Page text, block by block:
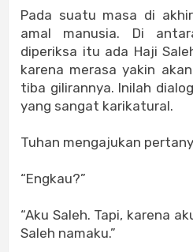
Pada suatu masa di
amal manusia. Di
diperiksa itu ada Haji
karena merasa yakin
tiba gilirannya. Inilah
yang sangat karikatural.
Tuhan mengajukan
“Engkau?”
“Aku Saleh. Tapi, karena
Saleh namaku.”